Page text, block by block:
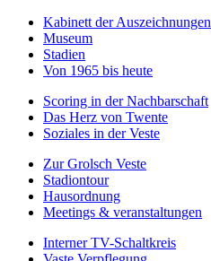
Kabinett der Auszeichnungen
Museum
Stadien
Von 1965 bis heute
Scoring in der Nachbarschaft
Das Herz von Twente
Soziales in der Veste
Zur Grolsch Veste
Stadiontour
Hausordnung
Meetings & veranstaltungen
Interner TV-Schaltkreis